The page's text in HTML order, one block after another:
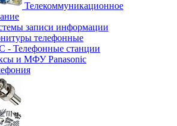
Телекоммуникационное
записи информации
телефонные
- Телефонные станции
и МФУ Panasonic